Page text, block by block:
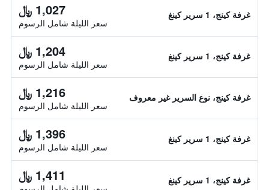
غرفة كينج، 1 سرير كينغ 1,027 ﷼
سعر الليلة شامل الرسوم
غرفة كينج، 1 سرير كينغ 1,204 ﷼
سعر الليلة شامل الرسوم
غرفة كينج، نوع السرير غير معروف 1,216 ﷼
سعر الليلة شامل الرسوم
غرفة كينج، 1 سرير كينغ 1,396 ﷼
سعر الليلة شامل الرسوم
غرفة كينج، 1 سرير كينغ 1,411 ﷼